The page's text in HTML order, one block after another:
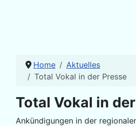
Home
Aktuelles
Total Vokal in der Presse
Total Vokal in
Ankündigungen in der